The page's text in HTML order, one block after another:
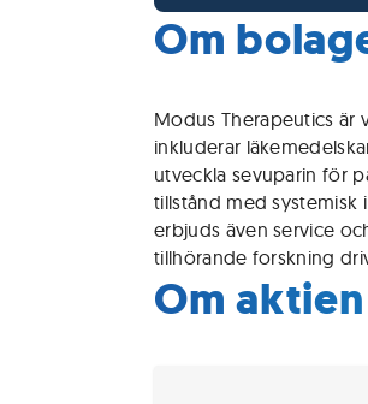
Om
Modus Therapeutics är
inkluderar
utveckla sevuparin för
tillstånd med systemisk
erbjuds även service
tillhörande forskning
Om